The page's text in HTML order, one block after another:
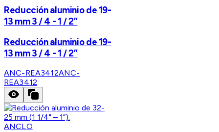
Reducción aluminio de 19-
13 mm 3 / 4 - 1 / 2”
Reducción aluminio de 19-
13 mm 3 / 4 - 1 / 2”
ANC-REA3412ANC-
REA3412
ANCLO